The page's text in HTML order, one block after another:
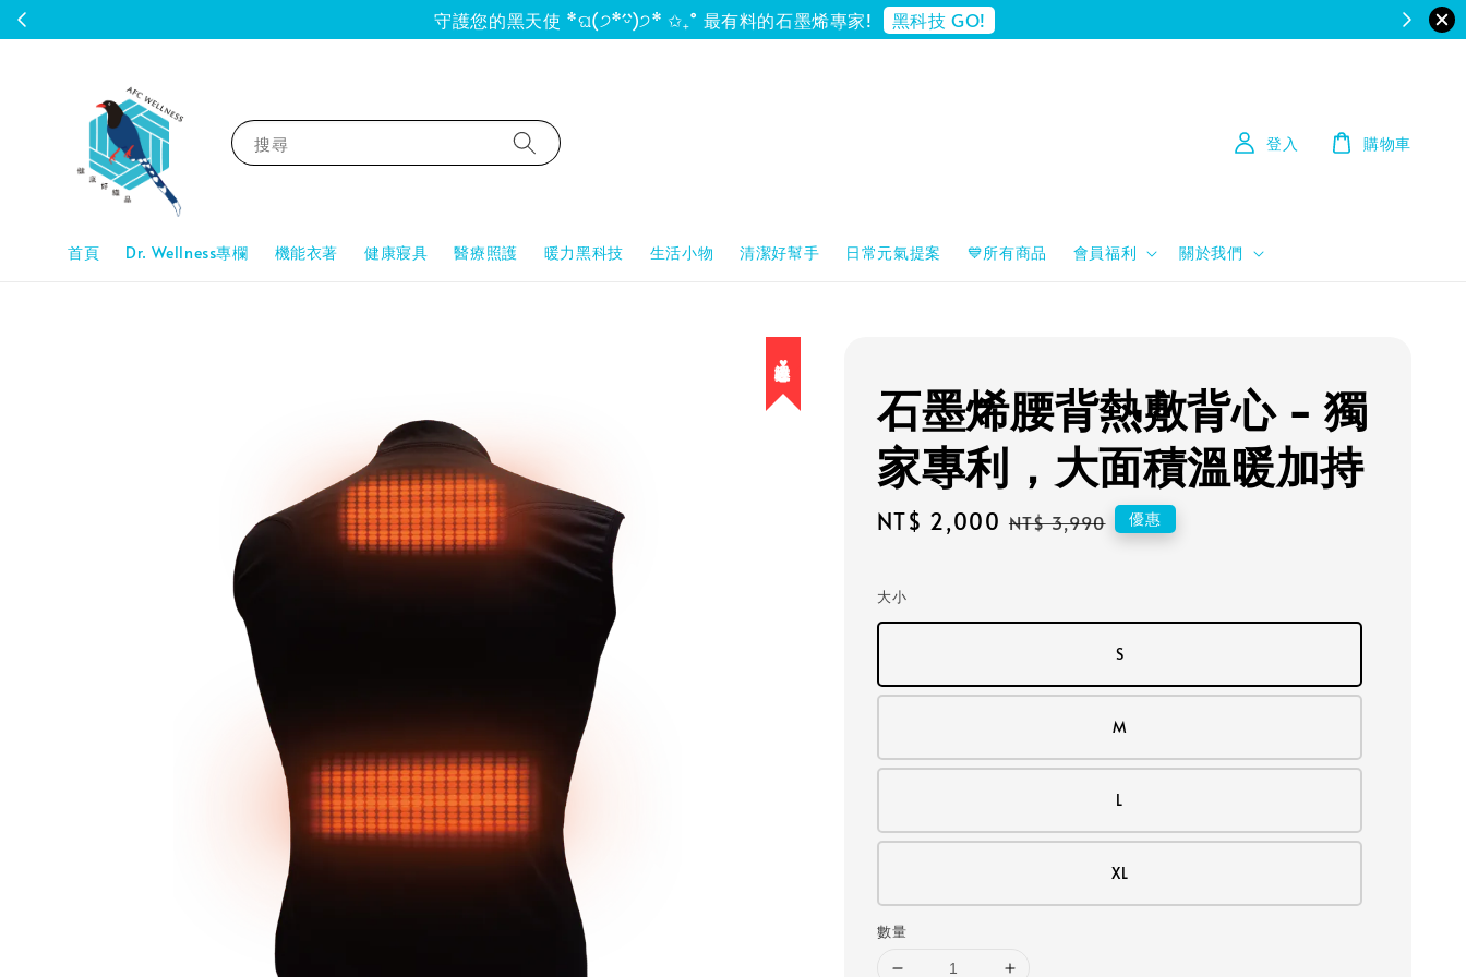
守護您的黑天使 *ଘ(੭*ˊᵕˋ)੭* ✩₊˚ 最有料的石墨烯專家! 黑科技 GO!
搜尋
首頁 Dr. Wellness專欄 機能衣著 健康寢具 醫療照護 暖力黑科技 生活小物 清潔好幫手 日常元氣提案 💙所有商品 會員福利 關於我們
登入 購物車
暖心溫控♥
石墨烯腰背熱敷背心 - 獨
家專利，大面積溫暖加持
Sale
NT$ 2,000 Regular
NT$ 3,990 優惠
大小
S
M
L
XL
數量